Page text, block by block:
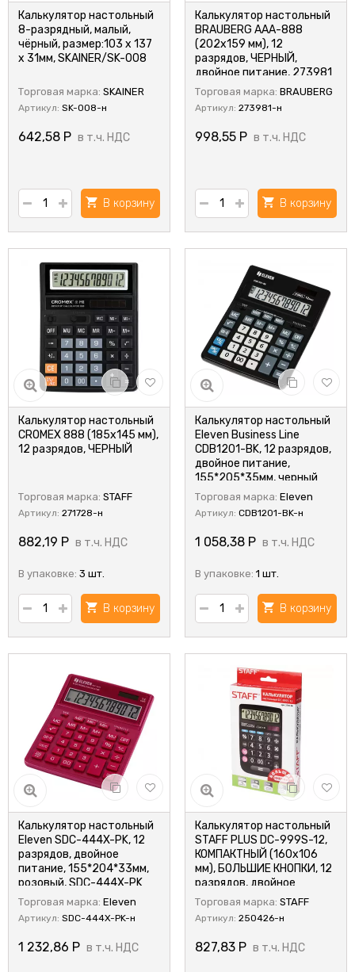
Калькулятор настольный
8-разрядный, малый,
чёрный, размер:103 x 137
x 31мм, SKAINER/SK-008
Торговая марка: SKAINER
Артикул: SK-008-н
642,58 Р в т.ч. НДС
В корзину
Калькулятор настольный
BRAUBERG AAA-888
(202x159 мм), 12
разрядов, ЧЕРНЫЙ,
двойное питание, 273981
Торговая марка: BRAUBERG
Артикул: 273981-н
998,55 Р в т.ч. НДС
В корзину
Калькулятор настольный
CROMEX 888 (185x145 мм),
12 разрядов, ЧЕРНЫЙ
Торговая марка: STAFF
Артикул: 271728-н
882,19 Р в т.ч. НДС
В упаковке: 3 шт.
В корзину
Калькулятор настольный
Eleven Business Line
CDB1201-BK, 12 разрядов,
двойное питание,
155*205*35мм, черный
Торговая марка: Eleven
Артикул: CDB1201-BK-н
1 058,38 Р в т.ч. НДС
В упаковке: 1 шт.
В корзину
Калькулятор настольный
Eleven SDC-444X-PK, 12
разрядов, двойное
питание, 155*204*33мм,
розовый, SDC-444X-PK
Торговая марка: Eleven
Артикул: SDC-444X-PK-н
1 232,86 Р в т.ч. НДС
Калькулятор настольный
STAFF PLUS DC-999S-12,
КОМПАКТНЫЙ (160x106
мм), БОЛЬШИЕ КНОПКИ, 12
разрядов, двойное
питание
Торговая марка: STAFF
Артикул: 250426-н
827,83 Р в т.ч. НДС